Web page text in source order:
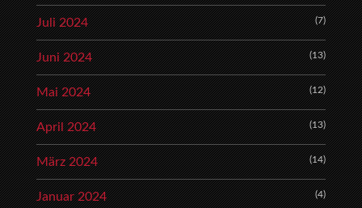
Juli 2024 (7)
Juni 2024 (13)
Mai 2024 (12)
April 2024 (13)
März 2024 (14)
Januar 2024 (4)